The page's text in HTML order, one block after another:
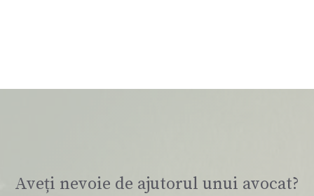
Aveți nevoie de ajutorul unui avocat?